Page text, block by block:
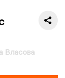
Власова